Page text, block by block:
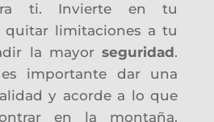
ti. Invierte en tu
quitar limitaciones a tu
la mayorseguridad.
importante dar una
y acorde a lo que
en la montaña.